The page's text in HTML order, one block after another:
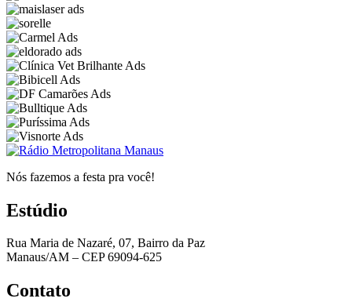
Nós fazemos a festa pra você!
Estúdio
Rua Maria de Nazaré, 07, Bairro da Paz
Manaus/AM – CEP 69094-625
Contato